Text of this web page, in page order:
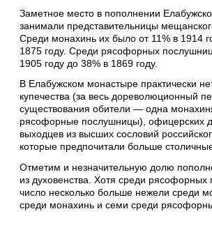
Заметное место в пополнении
занимали представительницы
Среди монахинь их было от 11% в 1914
1875 году. Среди рясофорных
1905 году до 38% в 1869 году.
В Елабужском монастыре практически
купечества (за весь дореволюционный
существования обители — одна
рясофорные послушницы), офицерских
выходцев из высших сословий
которые предпочитали больше
Отметим и незначительную долю
из духовенства. Хотя среди рясофорных
число несколько больше нежели среди
среди монахинь и семи среди